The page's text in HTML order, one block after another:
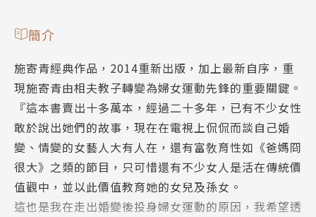
簡介
施寄青經典作品，2014重新出版，加上最新自序，重
現施寄青由相夫教子轉變為婦女運動先鋒的重要關鍵。
『這本書賣出十多萬本，經過二十多年，已有不少女性
敢於說出她們的故事，現在在電視上侃侃而談自己婚
變、情變的女藝人大有人在，還有富敎育性如《爸媽冏
很大》之類的節目，只可惜還有不少女人是活在傳統價
值觀中，並以此價值教育她的女兒及孫女。
這也是我在走出婚變後投身婦女運動的原因，我希望透